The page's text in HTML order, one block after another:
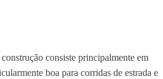
consiste principalmente em
boa para corridas de estrada e